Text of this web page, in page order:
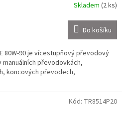
Skladem (2 ks)
Do košíku
80W-90 je vícestupňový převodový
převodovkách,
koncových převodech,
Kód: TR8514P20